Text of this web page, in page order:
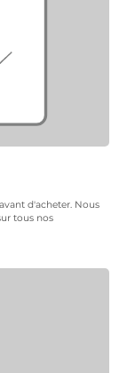
d'acheter. Nous
tous nos